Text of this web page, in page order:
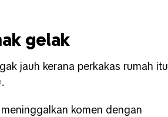
gelak
jauh kerana perkakas rumah itu
komen dengan